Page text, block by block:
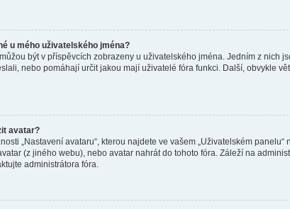
u mého uživatelského jména?
být v příspěvcích zobrazeny u uživatelského jména. Jedním z
nebo pomáhají určit jakou mají uživatelé fóra funkci. Další, obvykle
avatar?
„Nastavení avataru“, kterou najdete ve vašem „Uživatelském
(z jiného webu), nebo avatar nahrát do tohoto fóra. Záleží na
administrátora fóra.